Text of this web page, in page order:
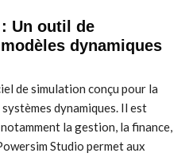
Un outil de
dynamiques
de simulation conçu pour la
dynamiques. Il est
la gestion, la finance,
Studio permet aux